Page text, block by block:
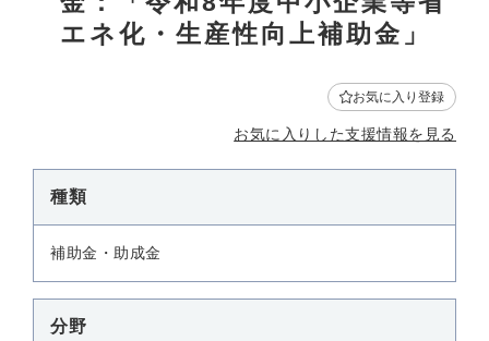
エネ化・生産性向上補助金」
お気に入り登録
お気に入りした支援情報を見る
種類
補助金・助成金
分野